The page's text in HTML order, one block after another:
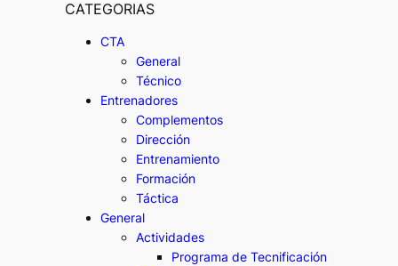
CATEGORIAS
CTA
General
Técnico
Entrenadores
Complementos
Dirección
Entrenamiento
Formación
Táctica
General
Actividades
Programa de Tecnificación